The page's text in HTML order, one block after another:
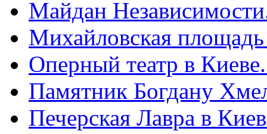
Майдан
Михайловская
Оперный театр в
Памятник Богдану
Печерская Лавра в